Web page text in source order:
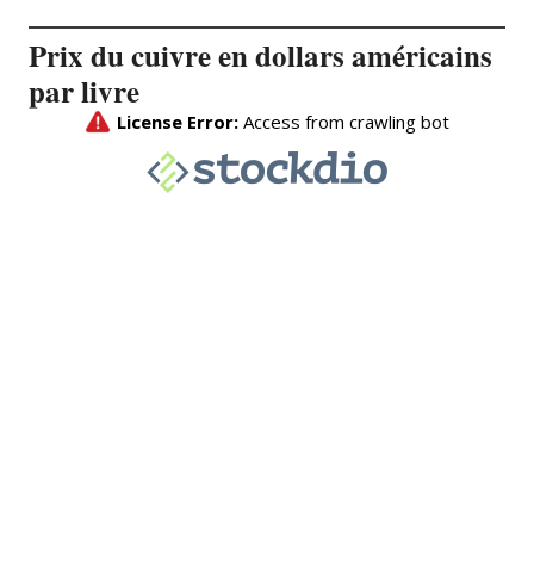
Prix du cuivre en dollars américains
par livre